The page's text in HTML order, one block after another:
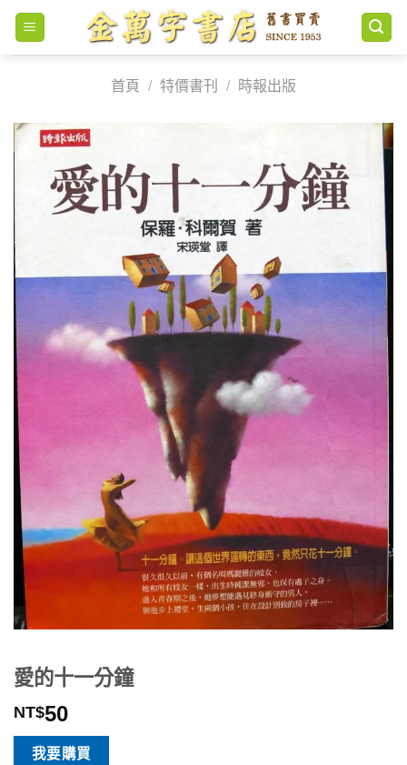
Skip
content
首頁
/ 特價書刊 / 時報出版
愛的十一分鐘
NT$50
我要購買